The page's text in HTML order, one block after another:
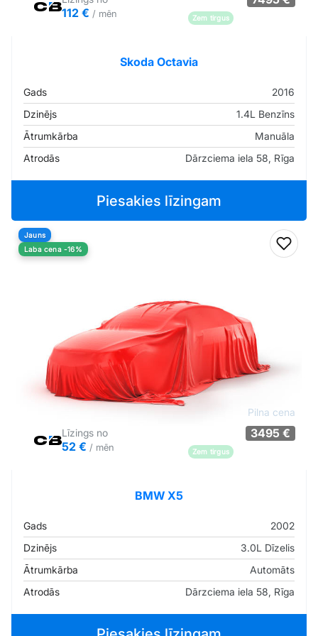
112 € / mēn Zem tirgus
Skoda Octavia
Gads
2016
Dzinējs
1.4L Benzīns
Ātrumkārba
Manuāla
Atrodās
Dārzciema iela 58, Rīga
Piesakies līzingam
Jauns
Laba cena -16%
Līzings no
52 € / mēn
Pilna cena
3495 €
Zem tirgus
BMW X5
Gads
2002
Dzinējs
3.0L Dīzelis
Ātrumkārba
Automāts
Atrodās
Dārzciema iela 58, Rīga